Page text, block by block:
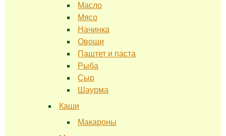
Масло
Мясо
Начинка
Овощи
Паштет и паста
Рыба
Сыр
Шаурма
Каши
Макароны